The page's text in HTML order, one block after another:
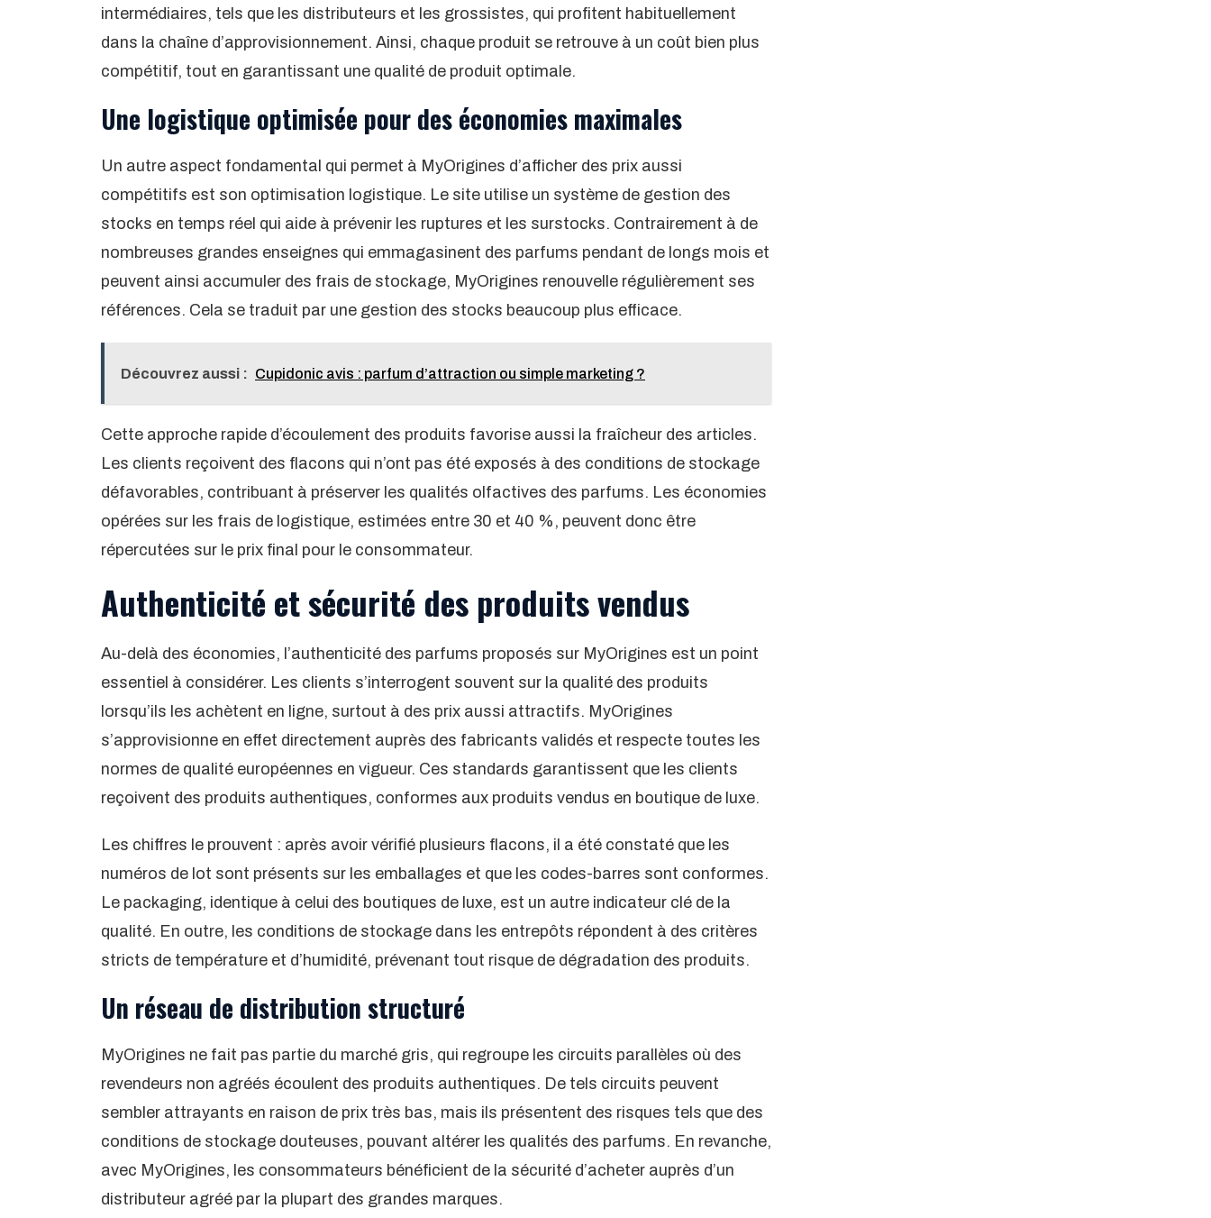
intermédiaires, tels que les distributeurs et les grossistes, qui profitent habituellement
dans la chaîne d’approvisionnement. Ainsi, chaque produit se retrouve à un coût bien plus
compétitif, tout en garantissant une qualité de produit optimale.
Une logistique optimisée pour des économies maximales
Un autre aspect fondamental qui permet à MyOrigines d’afficher des prix aussi
compétitifs est son optimisation logistique. Le site utilise un système de gestion des
stocks en temps réel qui aide à prévenir les ruptures et les surstocks. Contrairement à de
nombreuses grandes enseignes qui emmagasinent des parfums pendant de longs mois et
peuvent ainsi accumuler des frais de stockage, MyOrigines renouvelle régulièrement ses
références. Cela se traduit par une gestion des stocks beaucoup plus efficace.
Découvrez aussi : Cupidonic avis : parfum d’attraction ou simple marketing ?
Cette approche rapide d’écoulement des produits favorise aussi la fraîcheur des articles.
Les clients reçoivent des flacons qui n’ont pas été exposés à des conditions de stockage
défavorables, contribuant à préserver les qualités olfactives des parfums. Les économies
opérées sur les frais de logistique, estimées entre 30 et 40 %, peuvent donc être
répercutées sur le prix final pour le consommateur.
Authenticité et sécurité des produits vendus
Au-delà des économies, l’authenticité des parfums proposés sur MyOrigines est un point
essentiel à considérer. Les clients s’interrogent souvent sur la qualité des produits
lorsqu’ils les achètent en ligne, surtout à des prix aussi attractifs. MyOrigines
s’approvisionne en effet directement auprès des fabricants validés et respecte toutes les
normes de qualité européennes en vigueur. Ces standards garantissent que les clients
reçoivent des produits authentiques, conformes aux produits vendus en boutique de luxe.
Les chiffres le prouvent : après avoir vérifié plusieurs flacons, il a été constaté que les
numéros de lot sont présents sur les emballages et que les codes-barres sont conformes.
Le packaging, identique à celui des boutiques de luxe, est un autre indicateur clé de la
qualité. En outre, les conditions de stockage dans les entrepôts répondent à des critères
stricts de température et d’humidité, prévenant tout risque de dégradation des produits.
Un réseau de distribution structuré
MyOrigines ne fait pas partie du marché gris, qui regroupe les circuits parallèles où des
revendeurs non agréés écoulent des produits authentiques. De tels circuits peuvent
sembler attrayants en raison de prix très bas, mais ils présentent des risques tels que des
conditions de stockage douteuses, pouvant altérer les qualités des parfums. En revanche,
avec MyOrigines, les consommateurs bénéficient de la sécurité d’acheter auprès d’un
distributeur agréé par la plupart des grandes marques.